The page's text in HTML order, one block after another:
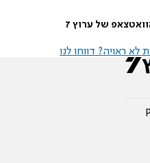
של ערוץ 7
ראויה? דווחו לנו